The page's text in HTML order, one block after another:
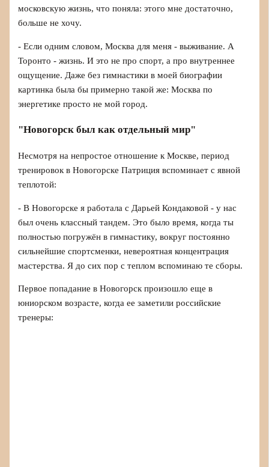
московскую жизнь, что поняла: этого мне достаточно,
больше не хочу.
- Если одним словом, Москва для меня - выживание. А
Торонто - жизнь. И это не про спорт, а про внутреннее
ощущение. Даже без гимнастики в моей биографии
картинка была бы примерно такой же: Москва по
энергетике просто не мой город.
"Новогорск был как отдельный мир"
Несмотря на непростое отношение к Москве, период
тренировок в Новогорске Патриция вспоминает с явной
теплотой:
- В Новогорске я работала с Дарьей Кондаковой - у нас
был очень классный тандем. Это было время, когда ты
полностью погружён в гимнастику, вокруг постоянно
сильнейшие спортсменки, невероятная концентрация
мастерства. Я до сих пор с теплом вспоминаю те сборы.
Первое попадание в Новогорск произошло еще в
юниорском возрасте, когда ее заметили российские
тренеры: